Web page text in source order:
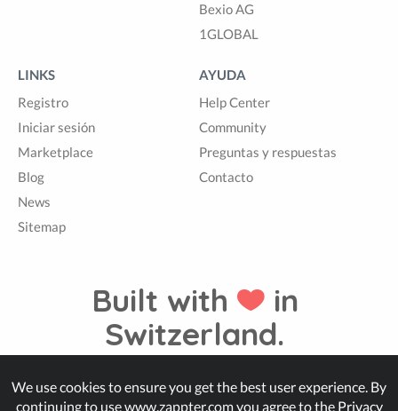
Bexio AG
1GLOBAL
LINKS
Registro
Iniciar sesión
Marketplace
Blog
News
Sitemap
AYUDA
Help Center
Community
Preguntas y respuestas
Contacto
Built with
in
Switzerland.
© Zappter
We use cookies to ensure you get the best user experience. By
continuing to use www.zappter.com you agree to the Privacy